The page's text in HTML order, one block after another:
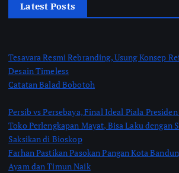
Latest Posts
Tesavara Resmi Rebranding, Usung Konsep
Desain Timeless
Catatan Balad Bobotoh
Persib vs Persebaya, Final Ideal Piala Presiden
Toko Perlengkapan Mayat, Bisa Laku dengan
Saksikan di Bioskop
Farhan Pastikan Pasokan Pangan Kota
Ayam dan Timun Naik